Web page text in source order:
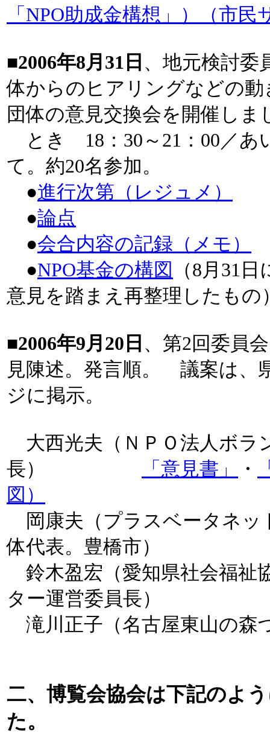
「NPO助成金構想」）（市
■2006年8月31日 、地元検討委
体からのヒアリングなどの
団体の意見交換会を開催しま
とき 18：30～21：00／あ
て。約20名参加。
●進行次第（レジュメ）
●論点
●会合内容の記録（メモ）
●NPO基金の構図
（8月31
意見を踏まえ再整理したもの
■2006年9月20日 、第2回委員
見陳述。発言順。 議案は、
ジに掲示。
大西光夫（ＮＰＯ法人ボラ
長）
「意見書」 ・
図）
岡康夫（プラスベータネッ
体代表。豊橋市）
鈴木盈宏（愛知県社会福祉
ター運営委員長）
滝川正子（名古屋東山の森
二、博覧会協会は下記のよ
た。